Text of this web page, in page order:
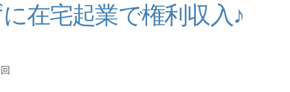
在宅起業で権利収入♪